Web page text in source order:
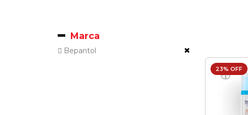
Marca
Bepantol
23% OFF